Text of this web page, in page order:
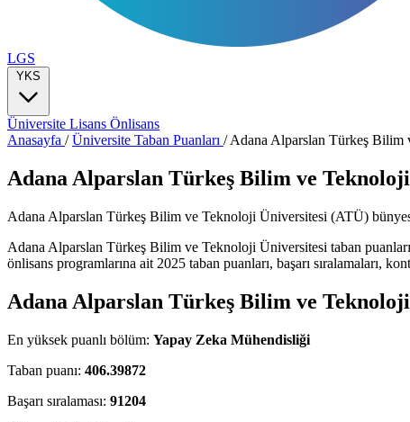
LGS
YKS
Üniversite Lisans Önlisans
Anasayfa /Üniversite Taban Puanları /Adana Alparslan Türkeş Bilim
Adana Alparslan Türkeş Bilim ve Teknoloji
Adana Alparslan Türkeş Bilim ve Teknoloji Üniversitesi (ATÜ)
Adana Alparslan Türkeş Bilim ve Teknoloji Üniversitesi taban
önlisans programlarına ait 2025 taban puanları, başarı sıralamaları,
Adana Alparslan Türkeş Bilim ve
En yüksek puanlı bölüm: Yapay Zeka Mühendisliği
Taban puanı: 406.39872
Başarı sıralaması: 91204